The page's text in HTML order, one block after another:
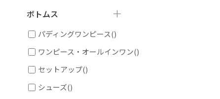
ボトムス
パディングワンピース()
ワンピース・オールインワン()
セットアップ()
シューズ()